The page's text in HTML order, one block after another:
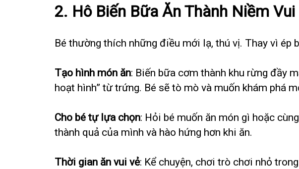
2. Hô Biến Bữa Ăn Thành Niềm Vui
Bé thường thích những điều mới lạ, thú vị. Thay vì ép
Tạo hình món ăn: Biến bữa cơm thành khu rừng đầy
hoạt hình” từ trứng. Bé sẽ tò mò và muốn khám phá
Cho bé tự lựa chọn: Hỏi bé muốn ăn món gì hoặc
thành quả của mình và hào hứng hơn khi ăn.
Thời gian ăn vui vẻ: Kể chuyện, chơi trò chơi nhỏ